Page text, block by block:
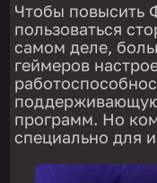
Чтобы повысить
пользоваться
самом деле,
геймеров
программ. Но
специально для